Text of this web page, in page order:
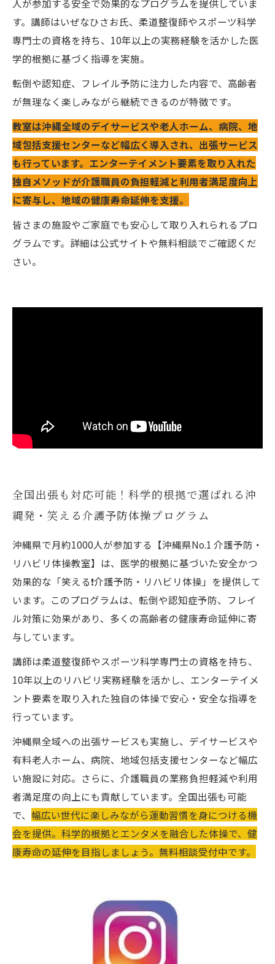
人が参加する安全で効果的なプログラムを提供していま
す。講師はいぜなひさお氏、柔道整復師やスポーツ科学
専門士の資格を持ち、10年以上の実務経験を活かした医
学的根拠に基づく指導を実施。
転倒や認知症、フレイル予防に注力した内容で、高齢者
が無理なく楽しみながら継続できるのが特徴です。
教室は沖縄全域のデイサービスや老人ホーム、病院、地
域包括支援センターなど幅広く導入され、出張サービス
も行っています。エンターテイメント要素を取り入れた
独自メソッドが介護職員の負担軽減と利用者満足度向上
に寄与し、地域の健康寿命延伸を支援。
皆さまの施設やご家庭でも安心して取り入れられるプロ
グラムです。詳細は公式サイトや無料相談でご確認くだ
さい。
全国出張も対応可能！科学的根拠で選ばれる沖
縄発・笑える介護予防体操プログラム
沖縄県で月約1000人が参加する【沖縄県No.1 介護予防・
リハビリ体操教室】は、医学的根拠に基づいた安全かつ
効果的な「笑える❗️介護予防・リハビリ体操」を提供して
います。このプログラムは、転倒や認知症予防、フレイ
ル対策に効果があり、多くの高齢者の健康寿命延伸に寄
与しています。
講師は柔道整復師やスポーツ科学専門士の資格を持ち、
10年以上のリハビリ実務経験を活かし、エンターテイメ
ント要素を取り入れた独自の体操で安心・安全な指導を
行っています。
沖縄県全域への出張サービスも実施し、デイサービスや
有料老人ホーム、病院、地域包括支援センターなど幅広
い施設に対応。さらに、介護職員の業務負担軽減や利用
者満足度の向上にも貢献しています。全国出張も可能
で、 幅広い世代に楽しみながら運動習慣を身につける機
会を提供。科学的根拠とエンタメを融合した体操で、健
康寿命の延伸を目指しましょう。無料相談受付中です。